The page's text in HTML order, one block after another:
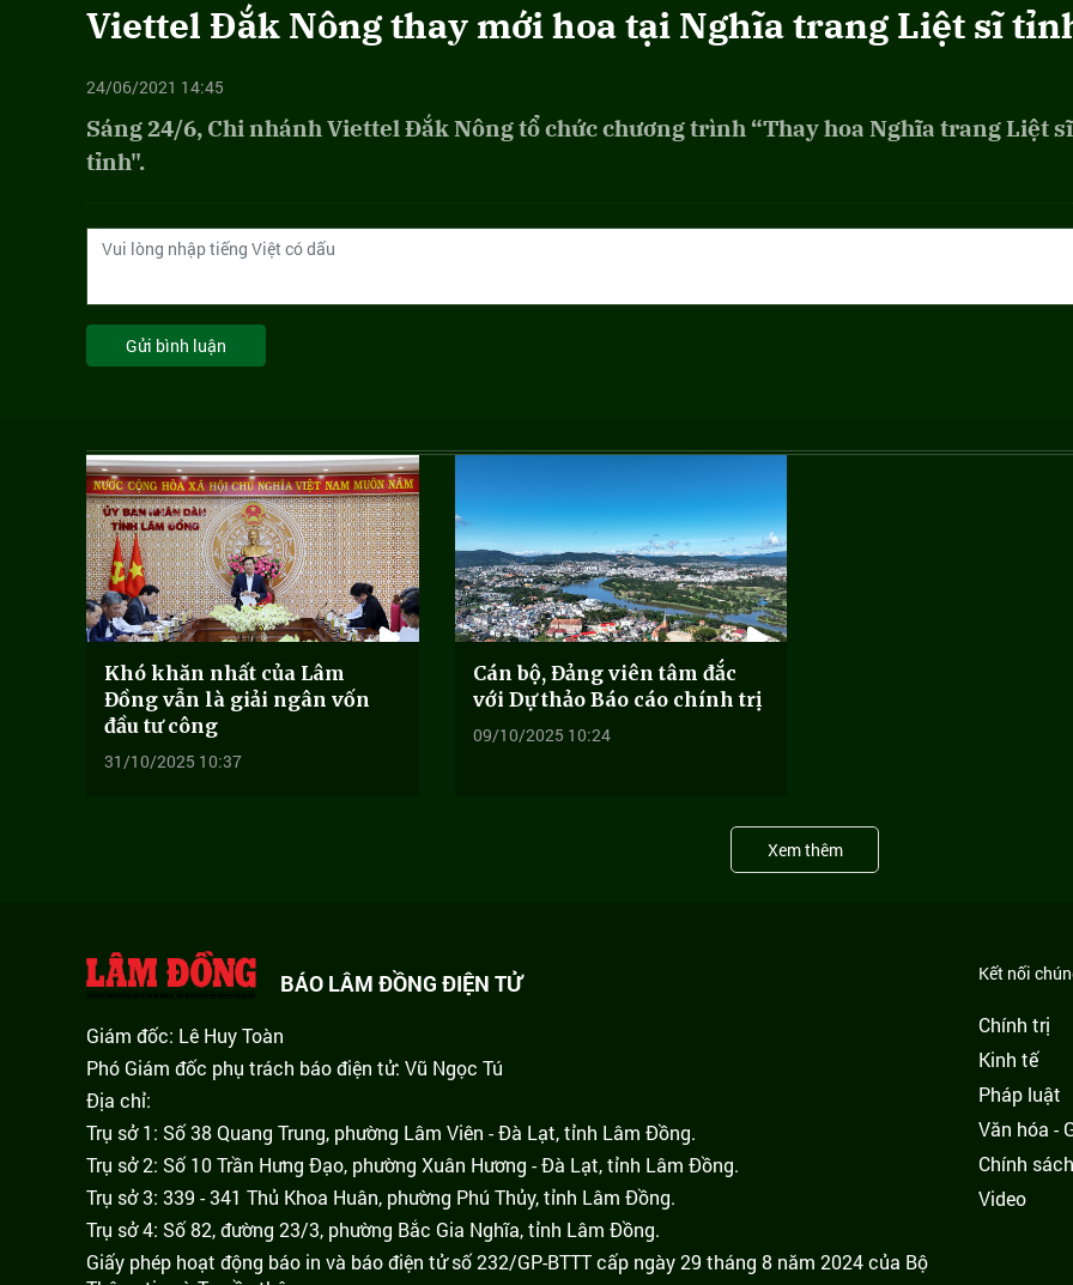
Viettel Đắk Nông thay mới hoa tại Nghĩa trang Liệt sĩ
24/06/2021 14:45
Sáng 24/6, Chi nhánh Viettel Đắk Nông tổ chức chương trình “Thay hoa Nghĩa trang Liệt sĩ
tỉnh".
Gửi bình luận
Khó khăn nhất của Lâm
Đồng vẫn là giải ngân vốn
đầu tư công
31/10/2025 10:37
Cán bộ, Đảng viên tâm đắc
với Dự thảo Báo cáo chính trị
09/10/2025 10:24
Xem thêm
BÁO LÂM ĐỒNG ĐIỆN TỬ
Giám đốc: Lê Huy Toàn
Phó Giám đốc phụ trách báo điện tử: Vũ Ngọc Tú
Địa chỉ:
Trụ sở 1: Số 38 Quang Trung, phường Lâm Viên - Đà Lạt, tỉnh Lâm Đồng.
Trụ sở 2: Số 10 Trần Hưng Đạo, phường Xuân Hương - Đà Lạt, tỉnh Lâm Đồng.
Trụ sở 3: 339 - 341 Thủ Khoa Huân, phường Phú Thủy, tỉnh Lâm Đồng.
Trụ sở 4: Số 82, đường 23/3, phường Bắc Gia Nghĩa, tỉnh Lâm Đồng.
Giấy phép hoạt động báo in và báo điện tử số 232/GP-BTTT cấp ngày 29 tháng 8 năm 2024 của Bộ
Kết nối
Chính trị
Kinh tế
Pháp luật
Văn hóa -
Chính sách
Video